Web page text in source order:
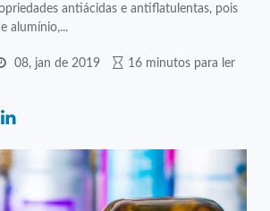
antiácidas e antiflatulentas, pois
alumínio,...
08, jan de 2019 16 minutos para ler